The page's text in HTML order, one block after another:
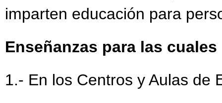
imparten educación para
Enseñanzas para las
1.- En los Centros y Aulas de